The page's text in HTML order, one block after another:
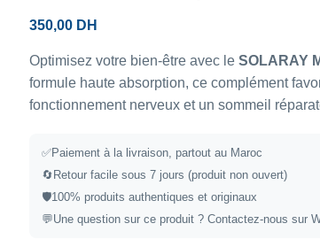
350,00 DH
Optimisez votre bien-être avec le SOLARAY
formule haute absorption, ce complément
fonctionnement nerveux et un sommeil
✅Paiement à la livraison, partout au Maroc
🔄 Retour facile sous 7 jours (produit non ouvert)
🛡️100% produits authentiques et originaux
💬Une question sur ce produit ? Contactez-nous sur